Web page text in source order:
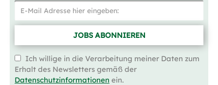
JOBS ABONNIEREN
Ich willige in die Verarbeitung meiner Daten zum
Erhalt des Newsletters gemäß der
Datenschutzinformationen ein.